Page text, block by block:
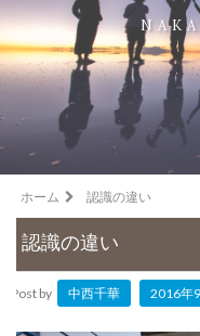
ホーム 認識の違い
認識の違い
Post by 中西千華 2016年